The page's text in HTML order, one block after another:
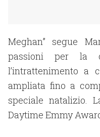
Meghan” segue
passioni per la
l’intrattenimento a
ampliata fino a
speciale natalizio.
Daytime Emmy